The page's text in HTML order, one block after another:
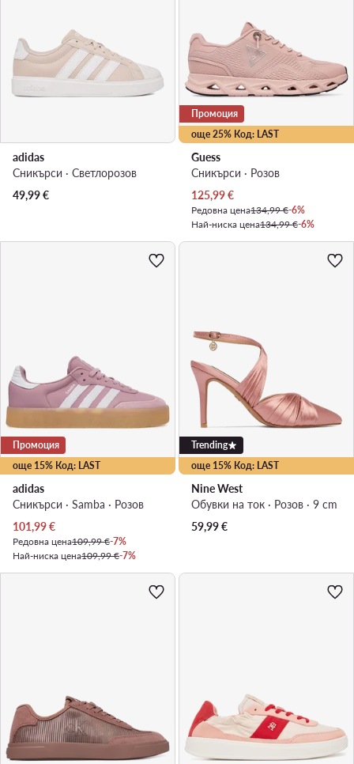
adidas
Сникърси · Светлорозов
49,99€
още 25% Код: LAST
Промоция
Guess
Сникърси · Розов
Актуална цена
125,99€
Редовна цена134,99 €-6%
Най-ниска цена134,99 €-6%
още 15% Код: LAST
Промоция
adidas
Сникърси · Samba · Розов
Актуална цена
101,99€
Редовна цена109,99 €-7%
Най-ниска цена109,99 €-7%
още 15% Код: LAST
Trending
Nine West
Обувки на ток · Розов · 9 cm
59,99€